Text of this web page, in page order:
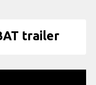
trailer